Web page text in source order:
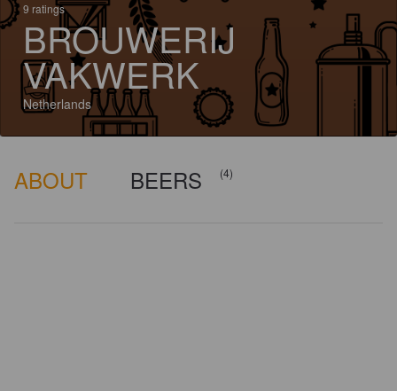
9 ratings
BROUWERIJ
VAKWERK
Netherlands
ABOUT BEERS (4)